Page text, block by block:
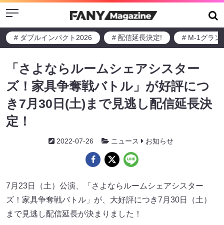
Menu
# ダブルインパクト2026 # 配信延長決定! # M-1グラン
「さよならルームシェアシスター
ズ！家具争奪戦バトル」が好評につ
き7月30日(土)まで見逃し配信延長決
定！
2022-07-26 ニュース お知らせ
7月23日（土）公演、「さよならルームシェアシスター
ズ！家具争奪戦バトル」が、大好評につき7月30日（土）
まで見逃し配信延長が決まりました！